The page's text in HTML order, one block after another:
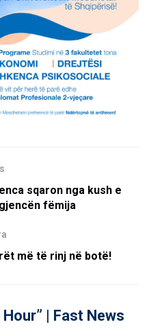
sqaron nga kush e
fëmija
më të rinj në botë!
| Fast News